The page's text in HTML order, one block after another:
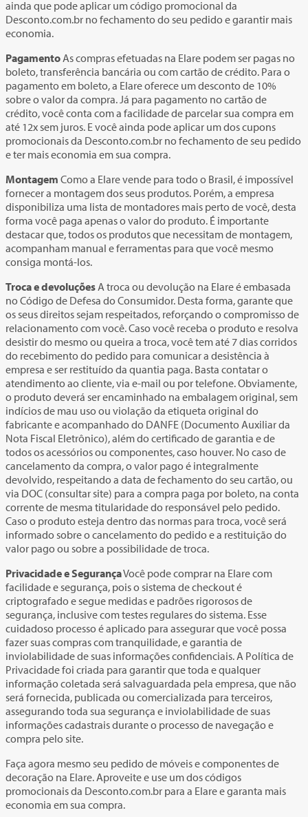
ainda que pode aplicar um código promocional da
Desconto.com.br no fechamento do seu pedido e garantir mais
economia.
PagamentoAs compras efetuadas na Elare podem ser pagas no
boleto, transferência bancária ou com cartão de crédito. Para o
pagamento em boleto, a Elare oferece um desconto de 10%
sobre o valor da compra. Já para pagamento no cartão de
crédito, você conta com a facilidade de parcelar sua compra em
até 12x sem juros. E você ainda pode aplicar um dos cupons
promocionais da Desconto.com.br no fechamento de seu pedido
e ter mais economia em sua compra.
Montagem Como a Elare vende para todo o Brasil, é impossível
fornecer a montagem dos seus produtos. Porém, a empresa
disponibiliza uma lista de montadores mais perto de você, desta
forma você paga apenas o valor do produto. É importante
destacar que, todos os produtos que necessitam de montagem,
acompanham manual e ferramentas para que você mesmo
consiga montá-los.
Troca e devoluçõesA troca ou devolução na Elare é embasada
no Código de Defesa do Consumidor. Desta forma, garante que
os seus direitos sejam respeitados, reforçando o compromisso de
relacionamento com você. Caso você receba o produto e resolva
desistir do mesmo ou queira a troca, você tem até 7 dias corridos
do recebimento do pedido para comunicar a desistência à
empresa e ser restituído da quantia paga. Basta contatar o
atendimento ao cliente, via e-mail ou por telefone. Obviamente,
o produto deverá ser encaminhado na embalagem original, sem
indícios de mau uso ou violação da etiqueta original do
fabricante e acompanhado do DANFE (Documento Auxiliar da
Nota Fiscal Eletrônico), além do certificado de garantia e de
todos os acessórios ou componentes, caso houver. No caso de
cancelamento da compra, o valor pago é integralmente
devolvido, respeitando a data de fechamento do seu cartão, ou
via DOC (consultar site) para a compra paga por boleto, na conta
corrente de mesma titularidade do responsável pelo pedido.
Caso o produto esteja dentro das normas para troca, você será
informado sobre o cancelamento do pedido e a restituição do
valor pago ou sobre a possibilidade de troca.
Privacidade e SegurançaVocê pode comprar na Elare com
facilidade e segurança, pois o sistema de checkout é
criptografado e segue medidas e padrões rigorosos de
segurança, inclusive com testes regulares do sistema. Esse
cuidadoso processo é aplicado para assegurar que você possa
fazer suas compras com tranquilidade, e garantia de
inviolabilidade de suas informações confidenciais. A Política de
Privacidade foi criada para garantir que toda e qualquer
informação coletada será salvaguardada pela empresa, que não
será fornecida, publicada ou comercializada para terceiros,
assegurando toda sua segurança e inviolabilidade de suas
informações cadastrais durante o processo de navegação e
compra pelo site.
Faça agora mesmo seu pedido de móveis e componentes de
decoração na Elare. Aproveite e use um dos códigos
promocionais da Desconto.com.br para a Elare e garanta mais
economia em sua compra.